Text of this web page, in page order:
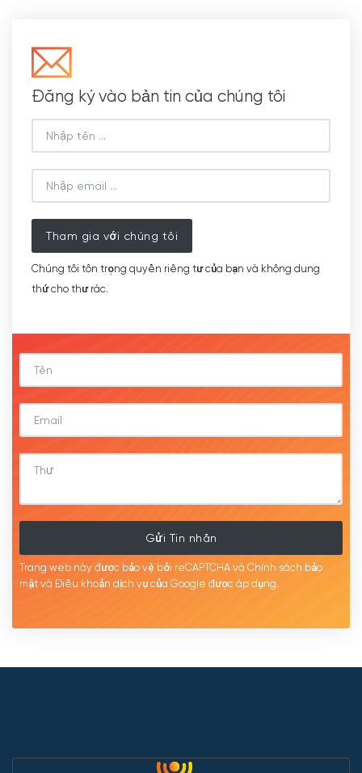
Đăng ký vào bản tin của chúng tôi
Tham gia với chúng tôi
Chúng tôi tôn trọng quyền riêng tư của bạn và không dung
thứ cho thư rác.
Gửi Tin nhắn
Trang web này được bảo vệ bởi reCAPTCHA và Chính sách bảo
mật và Điều khoản dịch vụ của Google được áp dụng.